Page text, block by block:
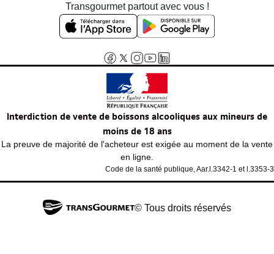
Transgourmet partout avec vous !
Interdiction de vente de boissons alcooliques aux mineurs de
moins de 18 ans
La preuve de majorité de l'acheteur est exigée au moment de la vente
en ligne.
Code de la santé publique, Aar.l.3342-1 et l.3353-3
© Tous droits réservés